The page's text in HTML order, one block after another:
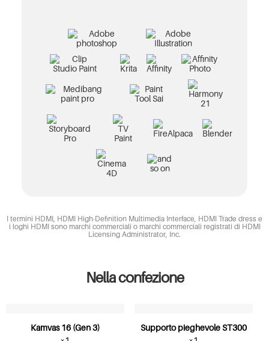
I termini HDMI, HDMI High-Definition Multimedia Interface, HDMI Trade dress e
i loghi HDMI sono marchi commerciali o marchi commerciali registrati di HDMI
Licensing Administrator, Inc.
Nella confezione
Kamvas 16 (Gen 3)
Supporto pieghevole ST300